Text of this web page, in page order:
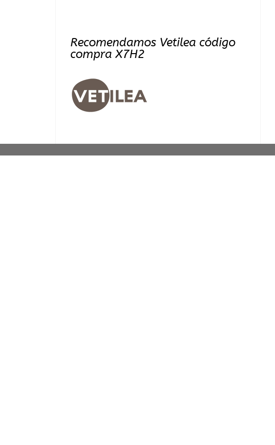
Recomendamos Vetilea código
compra X7H2